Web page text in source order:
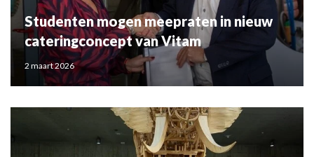
Studenten mogen meepraten in nieuw
cateringconcept van Vitam
2 maart 2026